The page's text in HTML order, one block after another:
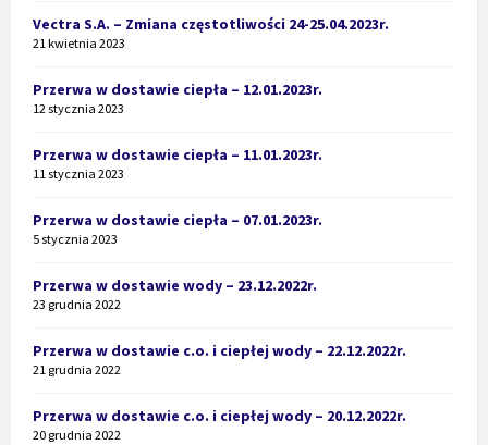
Vectra S.A. – Zmiana częstotliwości 24-25.04.2023r.
21 kwietnia 2023
Przerwa w dostawie ciepła – 12.01.2023r.
12 stycznia 2023
Przerwa w dostawie ciepła – 11.01.2023r.
11 stycznia 2023
Przerwa w dostawie ciepła – 07.01.2023r.
5 stycznia 2023
Przerwa w dostawie wody – 23.12.2022r.
23 grudnia 2022
Przerwa w dostawie c.o. i ciepłej wody – 22.12.2022r.
21 grudnia 2022
Przerwa w dostawie c.o. i ciepłej wody – 20.12.2022r.
20 grudnia 2022